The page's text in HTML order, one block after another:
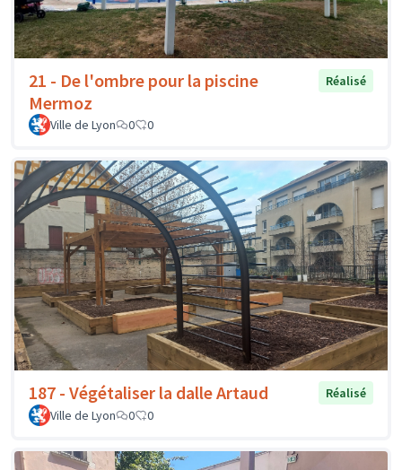
21 - De l'ombre pour la piscine
Mermoz
Réalisé
Ville de Lyon 0 0
187 - Végétaliser la dalle Artaud
Réalisé
Ville de Lyon
0 0